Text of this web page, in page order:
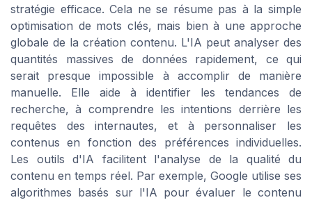
stratégie efficace. Cela ne se résume pas à la simple
optimisation de mots clés, mais bien à une approche
globale de la création contenu. L'IA peut analyser des
quantités massives de données rapidement, ce qui
serait presque impossible à accomplir de manière
manuelle. Elle aide à identifier les tendances de
recherche, à comprendre les intentions derrière les
requêtes des internautes, et à personnaliser les
contenus en fonction des préférences individuelles.
Les outils d'IA facilitent l'analyse de la qualité du
contenu en temps réel. Par exemple, Google utilise ses
algorithmes basés sur l'IA pour évaluer le contenu